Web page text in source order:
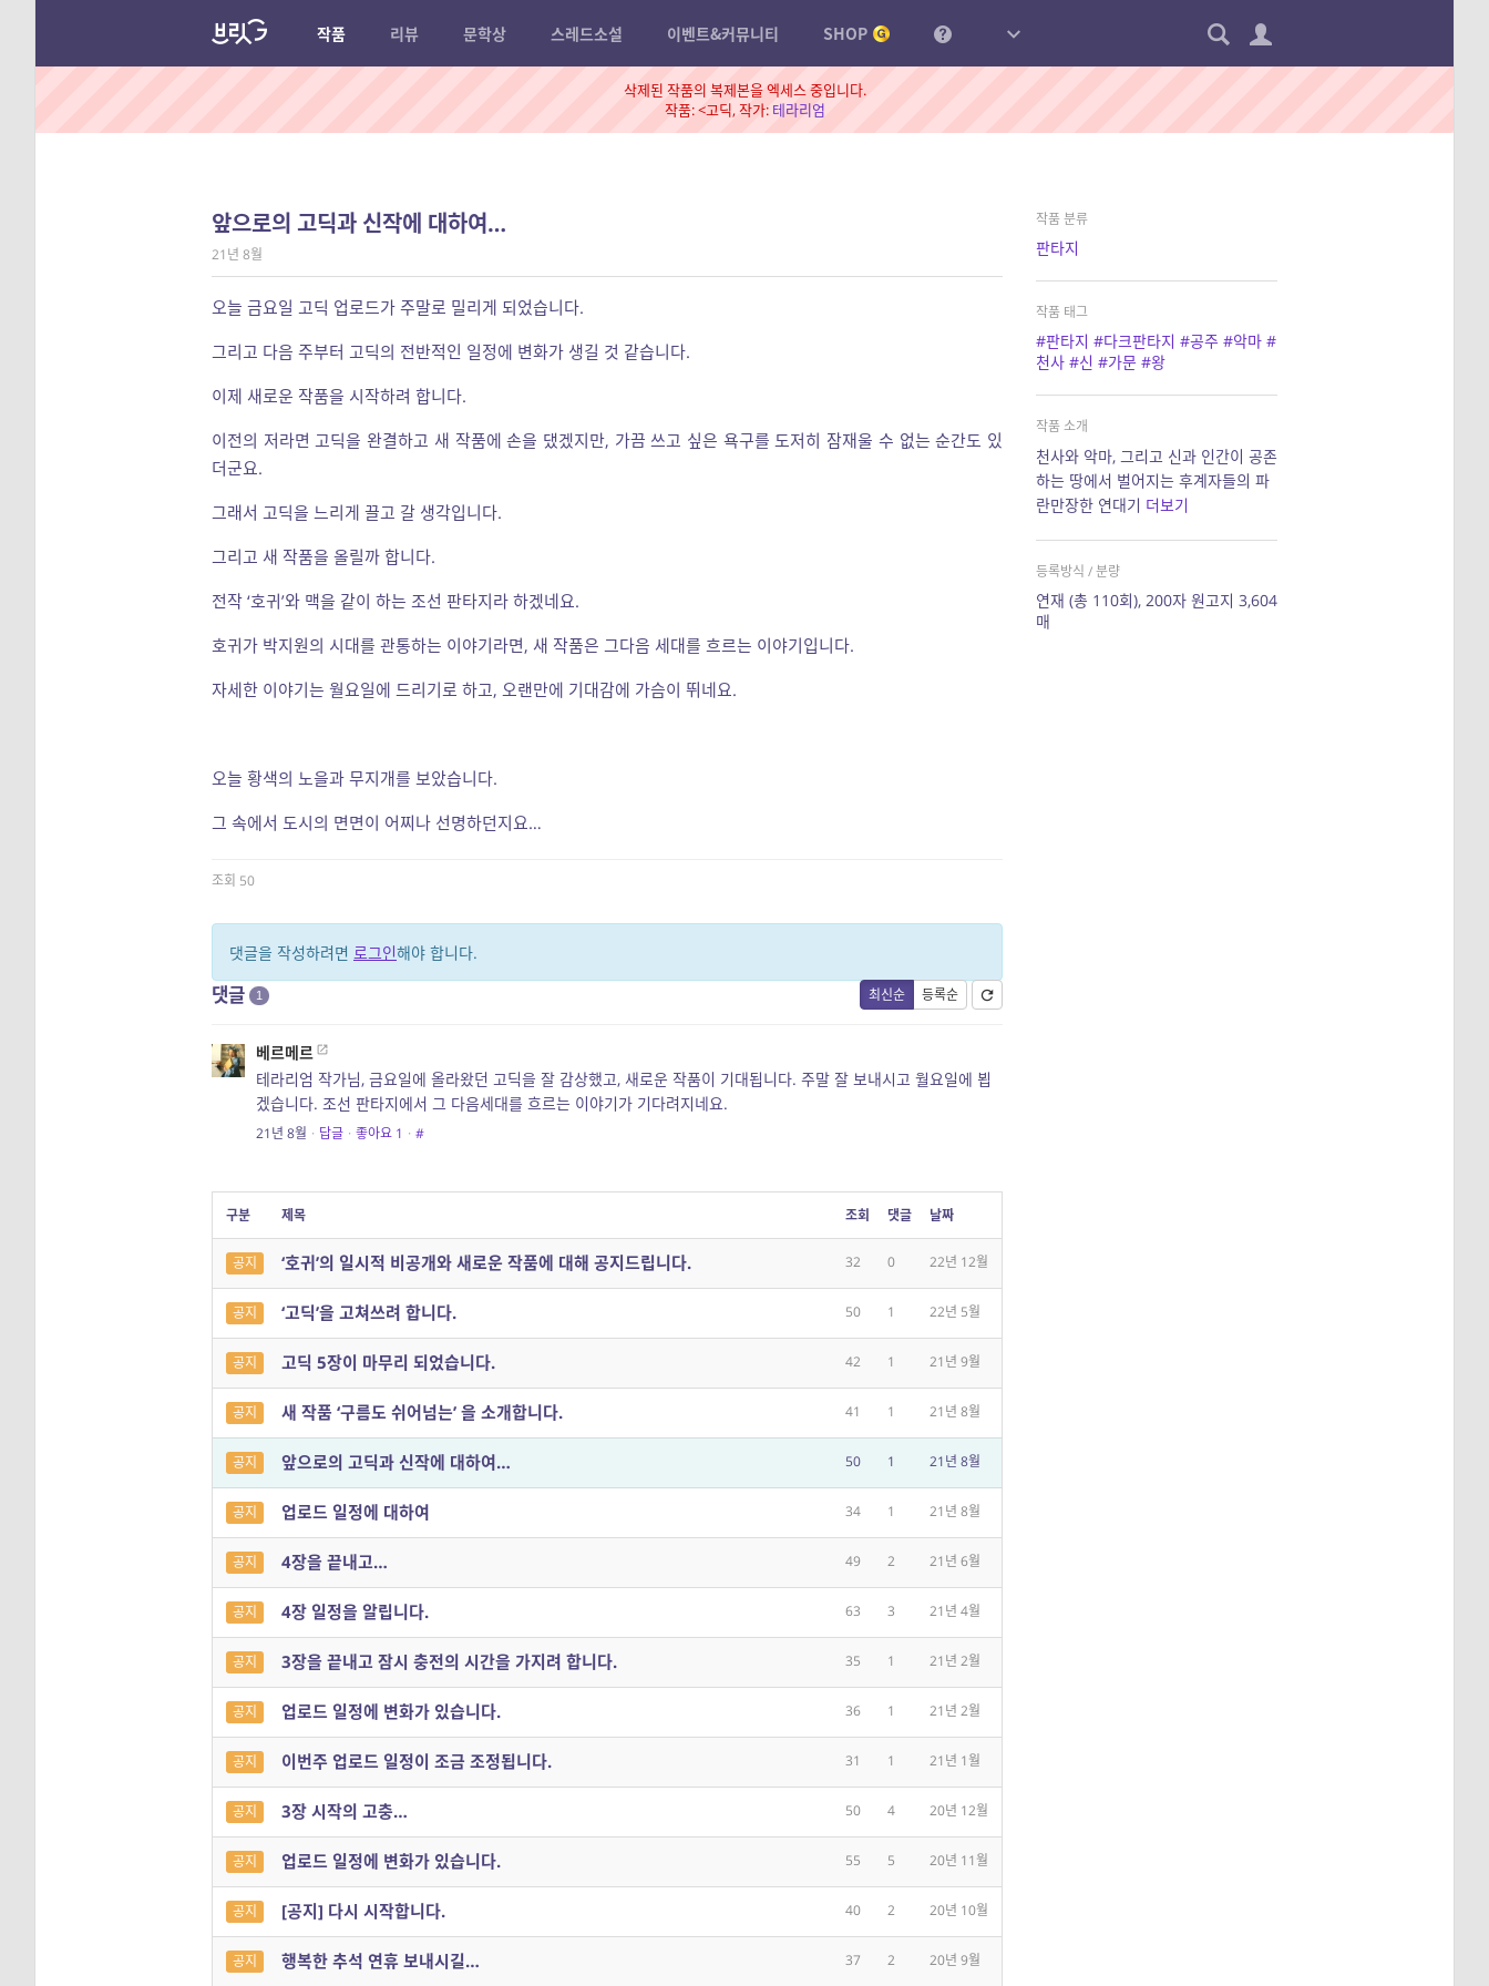
작품 리뷰 문학상 스레드소설 이벤트&커뮤니티 SHOP
삭제된 작품의 복제본을 엑세스 중입니다.
작품: <고딕, 작가: 테라리엄
앞으로의 고딕과 신작에 대하여…
21년 8월
오늘 금요일 고딕 업로드가 주말로 밀리게 되었습니다.
그리고 다음 주부터 고딕의 전반적인 일정에 변화가 생길 것 같습니다.
이제 새로운 작품을 시작하려 합니다.
이전의 저라면 고딕을 완결하고 새 작품에 손을 댔겠지만, 가끔 쓰고 싶은 욕구를 도저히 잠재울 수 없는 순간도 있
더군요.
그래서 고딕을 느리게 끌고 갈 생각입니다.
그리고 새 작품을 올릴까 합니다.
전작 ‘호귀’와 맥을 같이 하는 조선 판타지라 하겠네요.
호귀가 박지원의 시대를 관통하는 이야기라면, 새 작품은 그다음 세대를 흐르는 이야기입니다.
자세한 이야기는 월요일에 드리기로 하고, 오랜만에 기대감에 가슴이 뛰네요.
오늘 황색의 노을과 무지개를 보았습니다.
그 속에서 도시의 면면이 어찌나 선명하던지요…
조회 50
댓글을 작성하려면 로그인해야 합니다.
최신순 등록순
댓글 1
베르메르
테라리엄 작가님, 금요일에 올라왔던 고딕을 잘 감상했고, 새로운 작품이 기대됩니다. 주말 잘 보내시고 월요일에 뵙
겠습니다. 조선 판타지에서 그 다음세대를 흐르는 이야기가 기다려지네요.
21년 8월 · 답글 · 좋아요 1 · #
구분 제목 조회 댓글 날짜
공지 ‘호귀’의 일시적 비공개와 새로운 작품에 대해 공지드립니다. 32 0 22년 12월
공지 ‘고딕’을 고쳐쓰려 합니다. 50 1 22년 5월
공지 고딕 5장이 마무리 되었습니다. 42 1 21년 9월
공지 새 작품 ‘구름도 쉬어넘는’ 을 소개합니다. 41 1 21년 8월
공지 앞으로의 고딕과 신작에 대하여… 50 1 21년 8월
공지 업로드 일정에 대하여 34 1 21년 8월
공지 4장을 끝내고… 49 2 21년 6월
공지 4장 일정을 알립니다. 63 3 21년 4월
공지 3장을 끝내고 잠시 충전의 시간을 가지려 합니다. 35 1 21년 2월
공지 업로드 일정에 변화가 있습니다. 36 1 21년 2월
공지 이번주 업로드 일정이 조금 조정됩니다. 31 1 21년 1월
공지 3장 시작의 고충… 50 4 20년 12월
공지 업로드 일정에 변화가 있습니다. 55 5 20년 11월
공지 [공지] 다시 시작합니다. 40 2 20년 10월
공지 행복한 추석 연휴 보내시길… 37 2 20년 9월
작품 분류
판타지
작품 태그
#판타지 #다크판타지 #공주 #악마 #
천사 #신 #가문 #왕
작품 소개
천사와 악마, 그리고 신과 인간이 공존
하는 땅에서 벌어지는 후계자들의 파
란만장한 연대기 더보기
등록방식 / 분량
연재 (총 110회), 200자 원고지 3,604
매